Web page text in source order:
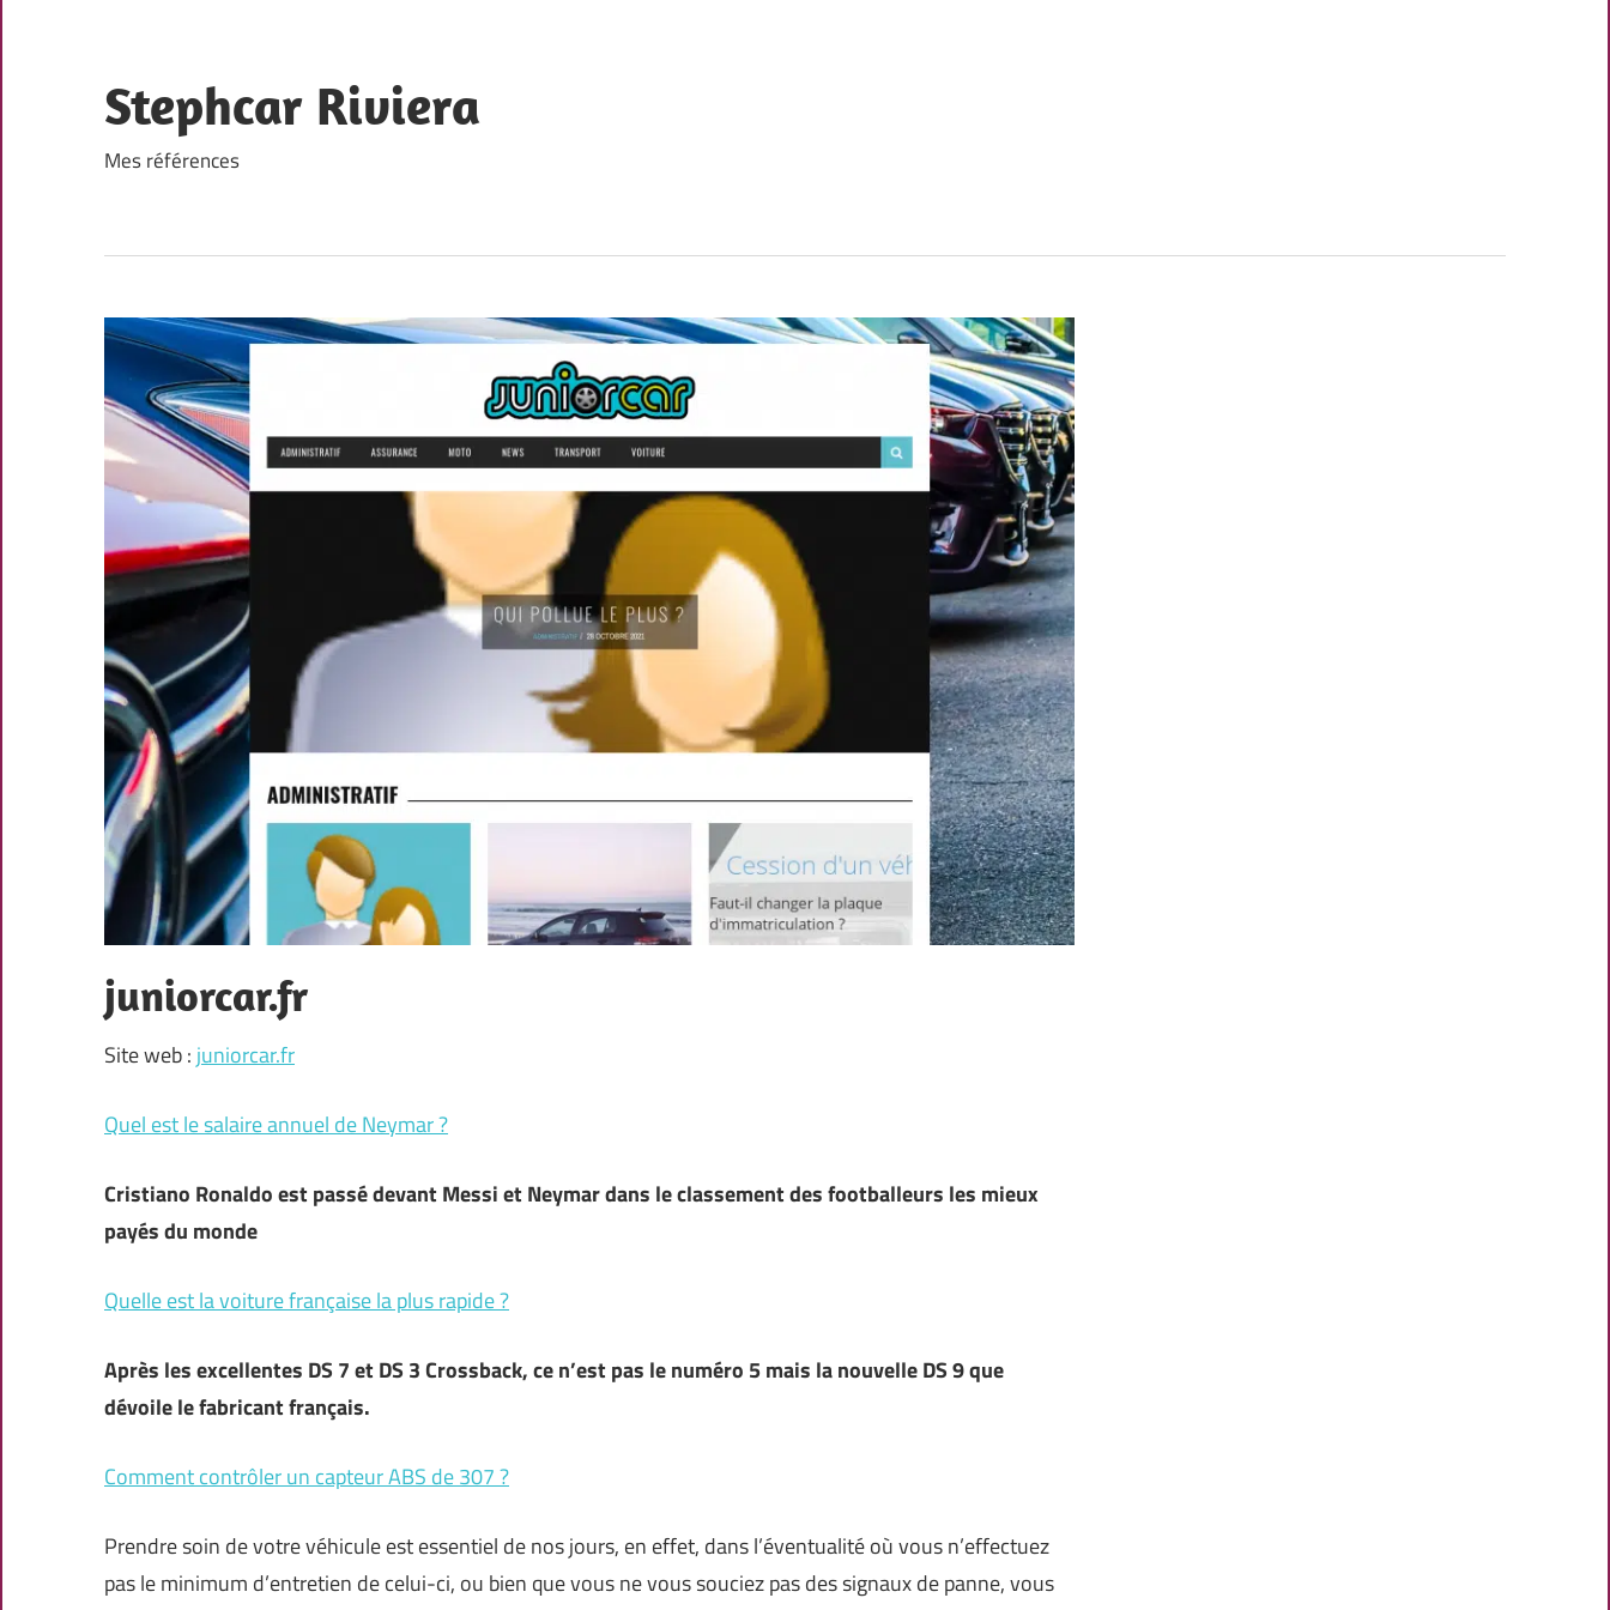
content
Stephcar Riviera
Mes références
juniorcar.fr
Site web : juniorcar.fr
Quel est le salaire annuel de Neymar ?
Cristiano Ronaldo est passé devant Messi et Neymar dans le classement des footballeurs les mieux
payés du monde
Quelle est la voiture française la plus rapide ?
Après les excellentes DS 7et DS 3 Crossback, ce n’est pas le numéro 5 mais la nouvelle DS 9 que
dévoile le fabricant français.
Comment contrôler un capteur ABS de 307 ?
Prendre soin de votre véhicule est essentiel de nos jours, en effet, dans l’éventualité où vous n’effectuez
pas le minimum d’entretien de celui-ci, ou bien que vous ne vous souciez pas des signaux de panne, vous